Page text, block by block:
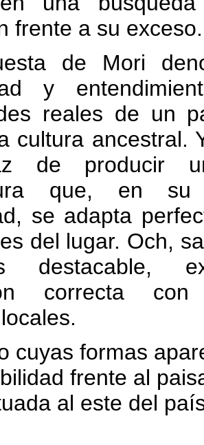
frente a su exceso.
de Mori
y
reales de un
cultura ancestral.
de producir
que, en su
, se adapta
del lugar. Och,
destacable,
correcta
.
cuyas formas
frente al
al este del